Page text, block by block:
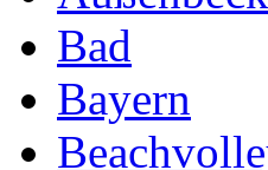
Bad
Bayern